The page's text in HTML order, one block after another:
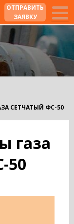
ОТПРАВИТЬ
ЗАЯВКУ
СЕТЧАТЫЙ ФС-50
газа
50